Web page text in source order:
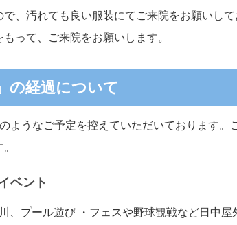
、汚れても良い服装にてご来院をお願いし
って、ご来院をお願いします。
の経過について
ようなご予定を控えていただいております
ベント
、プール遊び ・フェスや野球観戦など日中